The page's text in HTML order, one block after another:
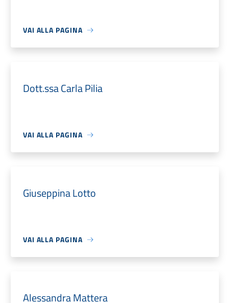
VAI ALLA PAGINA
Dott.ssa Carla Pilia
VAI ALLA PAGINA
Giuseppina Lotto
VAI ALLA PAGINA
Alessandra Mattera